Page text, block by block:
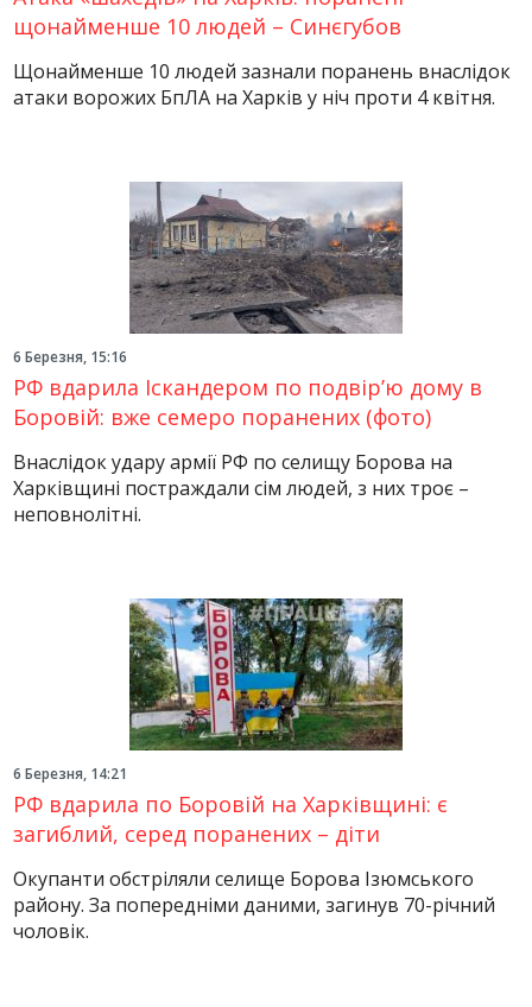
щонайменше 10 людей – Синєгубов
Щонайменше 10 людей зазнали поранень внаслідок
атаки ворожих БпЛА на Харків у ніч проти 4 квітня.
6 Березня, 15:16
РФ вдарила Іскандером по подвір’ю дому в
Боровій: вже семеро поранених (фото)
Внаслідок удару армії РФ по селищу Борова на
Харківщині постраждали сім людей, з них троє –
неповнолітні.
6 Березня, 14:21
РФ вдарила по Боровій на Харківщині: є
загиблий, серед поранених – діти
Окупанти обстріляли селище Борова Ізюмського
району. За попередніми даними, загинув 70-річний
чоловік.